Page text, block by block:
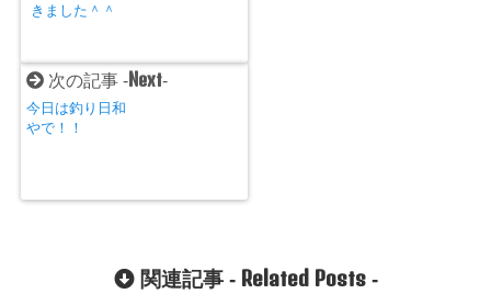
きました＾＾
次の記事 - Next-
今日は釣り日和
やで！！
関連記事 - Related Posts-